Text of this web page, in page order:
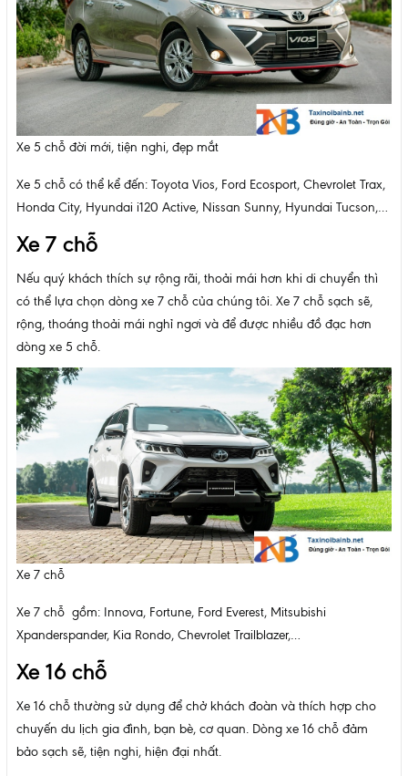
Xe 5 chỗ đời mới, tiện nghi, đẹp mắt
Xe 5 chỗ có thể kể đến: Toyota Vios, Ford Ecosport, Chevrolet Trax,
Honda City, Hyundai i120 Active, Nissan Sunny, Hyundai Tucson,…
Xe 7 chỗ
Nếu quý khách thích sự rộng rãi, thoải mái hơn khi di chuyển thì
có thể lựa chọn dòng xe 7 chỗ của chúng tôi. Xe 7 chỗ sạch sẽ,
rộng, thoáng thoải mái nghỉ ngơi và để được nhiều đồ đạc hơn
dòng xe 5 chỗ.
Xe 7 chỗ
Xe 7 chỗ gồm: Innova, Fortune, Ford Everest, Mitsubishi
Xpanderspander, Kia Rondo, Chevrolet Trailblazer,…
Xe 16 chỗ
Xe 16 chỗ thường sử dụng để chở khách đoàn và thích hợp cho
chuyến du lịch gia đình, bạn bè, cơ quan. Dòng xe 16 chỗ đảm
bảo sạch sẽ, tiện nghi, hiện đại nhất.